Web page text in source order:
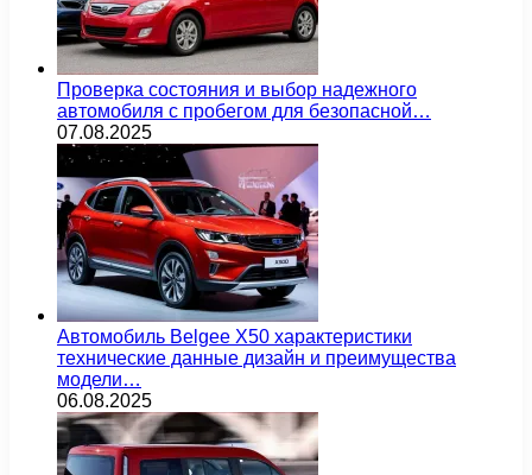
Проверка состояния и выбор надежного
автомобиля с пробегом для безопасной…
07.08.2025
Автомобиль Belgee X50 характеристики
технические данные дизайн и преимущества
модели…
06.08.2025